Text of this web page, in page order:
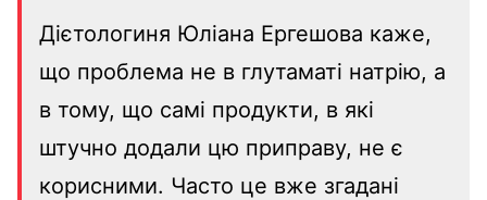
Дієтологиня Юліана Ергешова каже,
що проблема не в глутаматі натрію, а
в тому, що самі продукти, в які
штучно додали цю приправу, не є
корисними. Часто це вже згадані